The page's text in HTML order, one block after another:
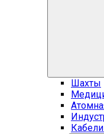
Шахты